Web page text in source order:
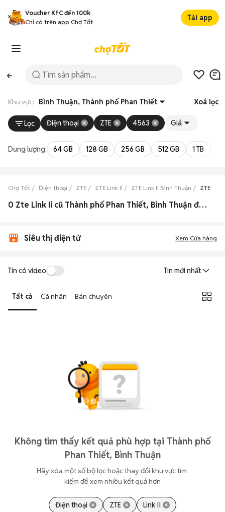
Voucher KFC đến 100k
Chỉ có trên app Chợ Tốt
Tải app
Khu vực: Bình Thuận, Thành phố Phan Thiết Xoá lọc
Lọc Điện thoại ZTE 4563 Giá
Dung lượng: 64 GB 128 GB 256 GB 512 GB 1 TB
Chợ Tốt Điện thoại ZTE ZTE Link II ZTE Link II Bình Thuận ZTE
0 Zte Link Ii cũ Thành phố Phan Thiết, Bình Thuận đẹp
Siêu thị điện tử Xem Cửa hàng
Tin có video Tin mới nhất
Tất cả Cá nhân Bán chuyên
Không tìm thấy kết quả phù hợp tại Thành phố
Phan Thiết, Bình Thuận
Hãy xóa một số bộ lọc hoặc thay đổi khu vực tìm
kiếm để xem nhiều kết quả hơn
Điện thoại ZTE Link II